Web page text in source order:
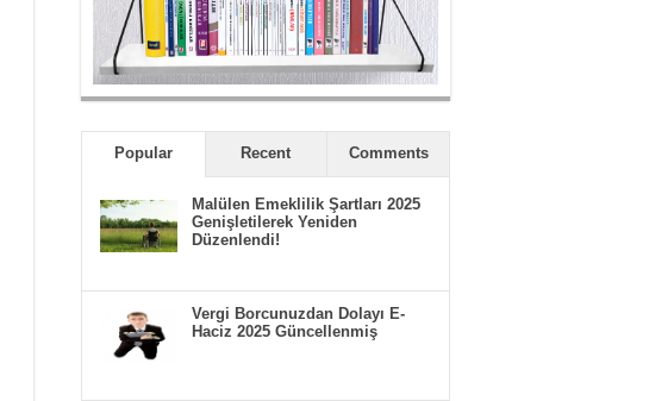
Popular Recent Comments
Malülen Emeklilik Şartları 2025
Genişletilerek Yeniden
Düzenlendi!
Vergi Borcunuzdan Dolayı E-
Haciz 2025 Güncellenmiş